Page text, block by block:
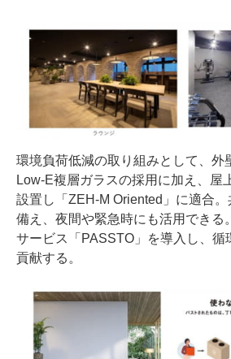
環境負荷低減の取り組みとして、外
Low-E複層ガラスの採用に加え、屋
設置し「ZEH-M Oriented」に適合
備え、夜間や緊急時にも活用できる
サービス「PASSTO」を導入し、循
貢献する。